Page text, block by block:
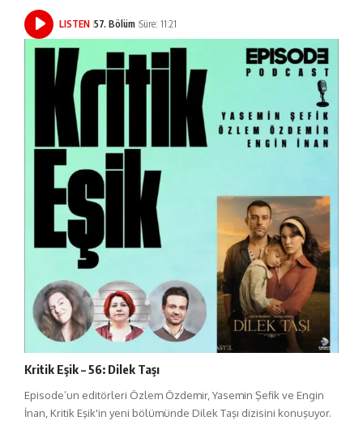
LISTEN 57. Bölüm Süre: 11:21
Kritik Eşik – 56: Dilek Taşı
Episode’un editörleri Özlem Özdemir, Yasemin Şefik ve Engin
İnan, Kritik Eşik'in yeni bölümünde Dilek Taşı dizisini konuşuyor.